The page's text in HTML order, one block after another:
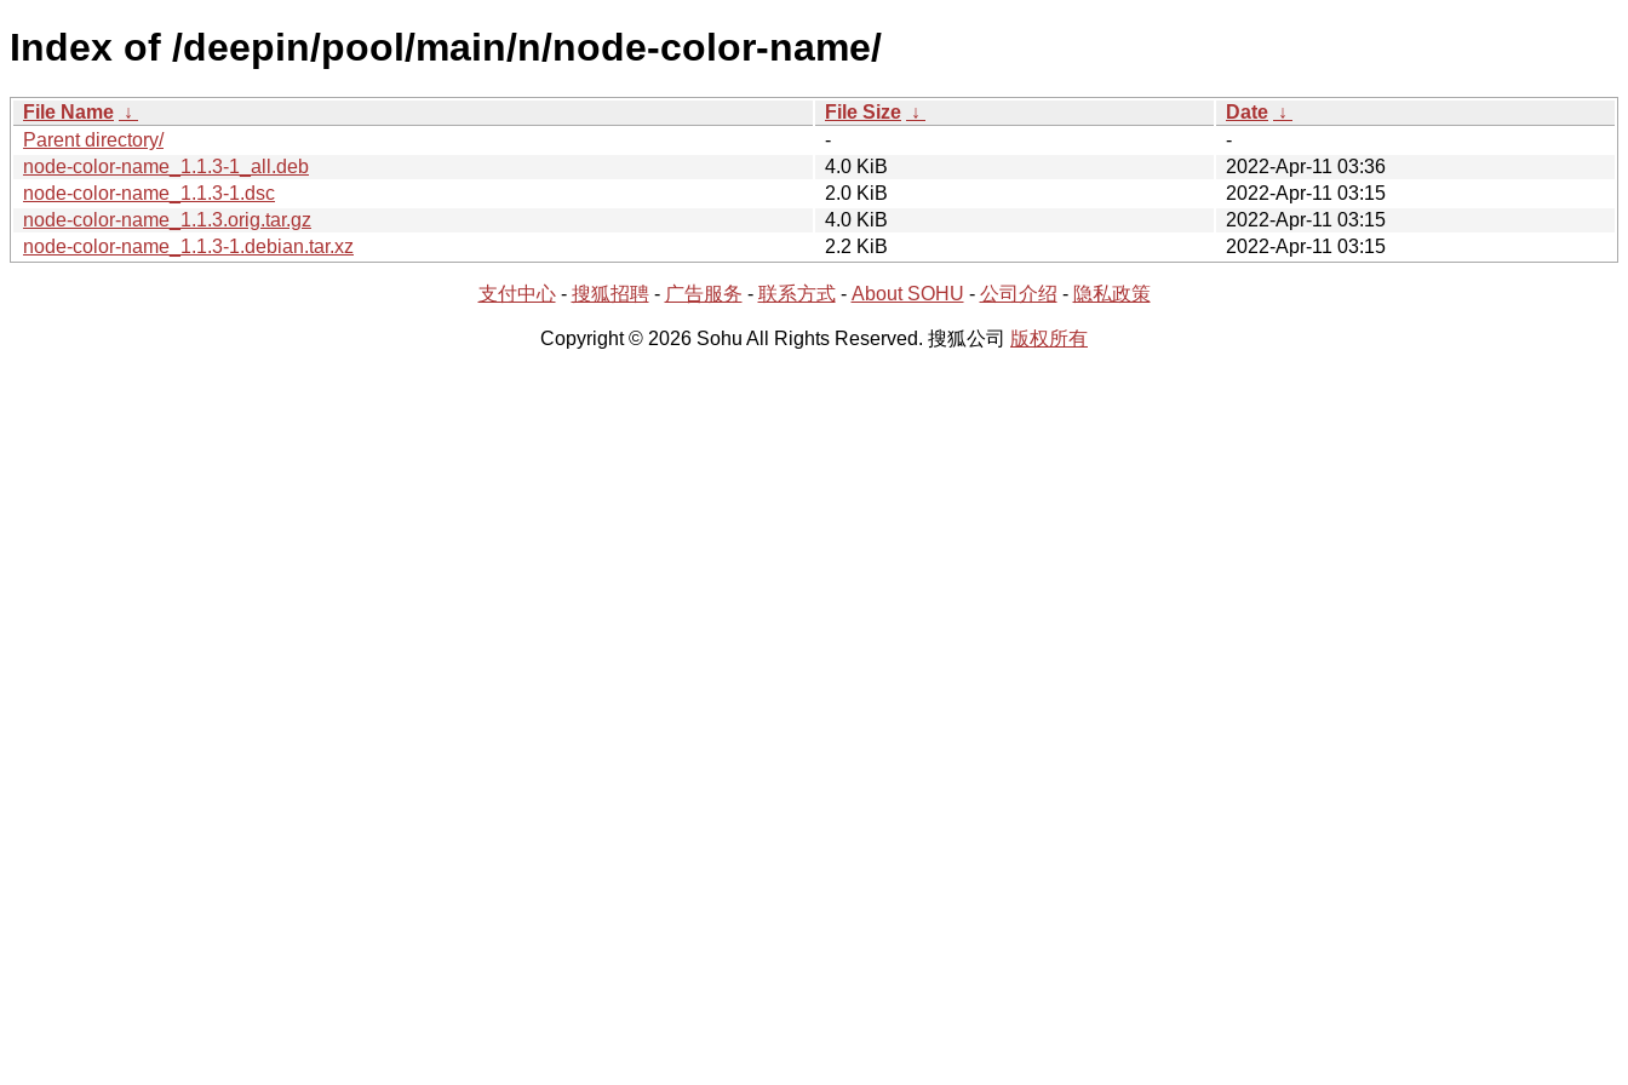
Index of /deepin/pool/main/n/node-color-name/
File Name ↓ File Size ↓ Date ↓
Parent directory/
-
-
node-color-name_1.1.3-1_all.deb
4.0 KiB
2022-Apr-11 03:36
node-color-name_1.1.3-1.dsc
2.0 KiB
2022-Apr-11 03:15
node-color-name_1.1.3.orig.tar.gz
4.0 KiB
2022-Apr-11 03:15
node-color-name_1.1.3-1.debian.tar.xz
2.2 KiB 2022-Apr-11 03:15
支付中心- 搜狐招聘- 广告服务 - 联系方式- About SOHU - 公司介绍 - 隐私政策
Copyright © 2026 Sohu All Rights Reserved. 搜狐公司 版权所有